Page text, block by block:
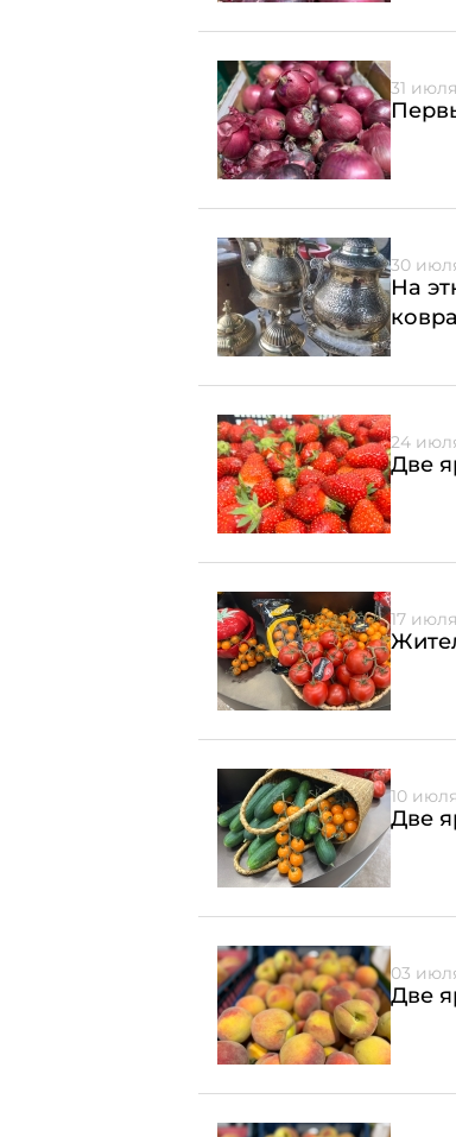
31
30
На
ковра
24
Две
17
10
Две
03
Две